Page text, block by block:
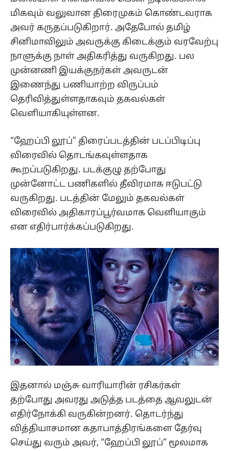
மிகவும் வலுவான திரைமுகம் கொண்டவராக
அவர் கருதப்படுகிறார். அதேபோல் தமிழ்
சினிமாவிலும் அவருக்கு கிடைக்கும் வரவேற்பு
நாளுக்கு நாள் அதிகரித்து வருகிறது. பல
முன்னணி இயக்குநர்கள் அவருடன்
இணைந்து பணியாற்ற விருப்பம்
தெரிவித்துள்ளதாகவும் தகவல்கள்
வெளியாகியுள்ளன.
“ஹேப்பி லூப்” திரைப்படத்தின் படப்பிடிப்பு
விரைவில் தொடங்கவுள்ளதாக
கூறப்படுகிறது. படக்குழு தற்போது
முன்னோட்ட பணிகளில் தீவிரமாக ஈடுபட்டு
வருகிறது. படத்தின் மேலும் தகவல்கள்
விரைவில் அதிகாரப்பூர்வமாக வெளியாகும்
என எதிர்பார்க்கப்படுகிறது.
இதனால் மஞ்சு வாரியாரின் ரசிகர்கள்
தற்போது அவரது அடுத்த படத்தை ஆவலுடன்
எதிர்நோக்கி வருகின்றனர். தொடர்ந்து
வித்தியாசமான கதாபாத்திரங்களை தேர்வு
செய்து வரும் அவர், “ஹேப்பி லூப்” மூலமாக